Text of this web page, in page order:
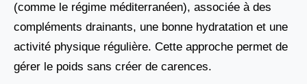
(comme le régime méditerranéen), associée à des
compléments drainants, une bonne hydratation et une
activité physique régulière. Cette approche permet de
gérer le poids sans créer de carences.